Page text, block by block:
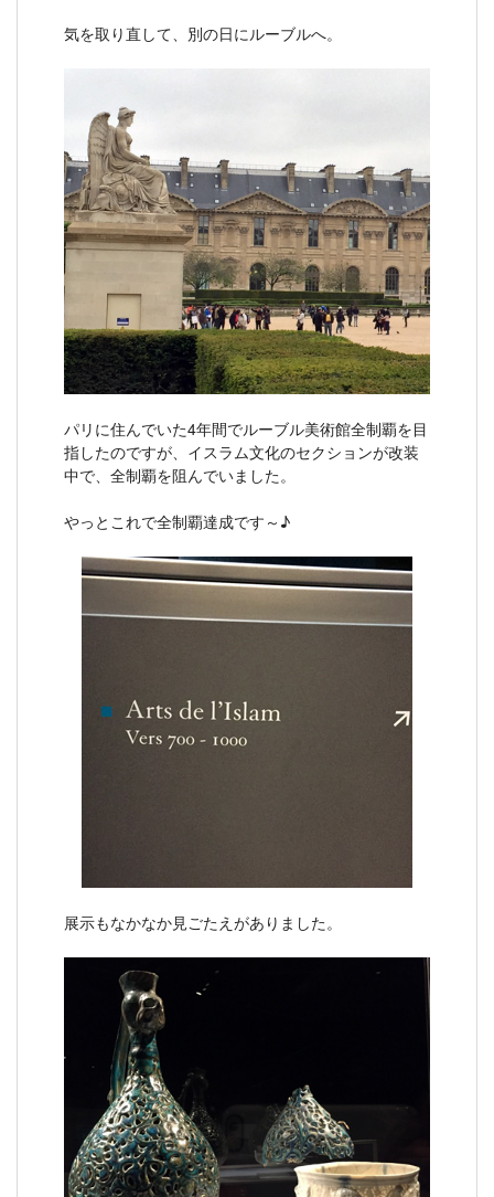
気を取り直して、別の日にルーブルへ。
パリに住んでいた4年間でルーブル美術館全制覇を目
指したのですが、イスラム文化のセクションが改装
中で、全制覇を阻んでいました。
やっとこれで全制覇達成です～♪
展示もなかなか見ごたえがありました。